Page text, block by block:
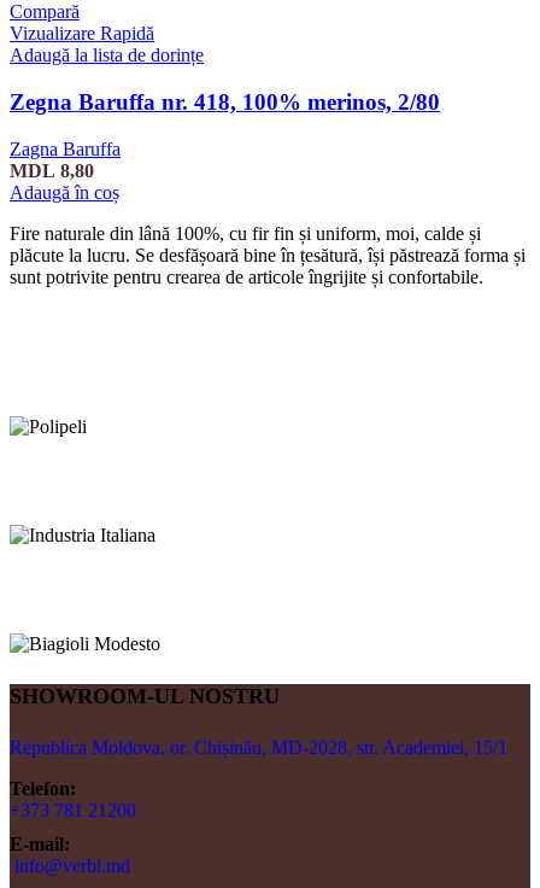
Compară
Vizualizare Rapidă
Adaugă la lista de dorințe
Zegna Baruffa nr. 418, 100% merinos, 2/80
Zagna Baruffa
MDL 8,80
Adaugă în coș
Fire naturale din lână 100%, cu fir fin și uniform, moi, calde și
plăcute la lucru. Se desfășoară bine în țesătură, își păstrează forma și
sunt potrivite pentru crearea de articole îngrijite și confortabile.
SHOWROOM-UL NOSTRU
Republica Moldova, or. Chișinău, MD-2028, str. Academiei, 15/1
Telefon:
+373 781 21200
E-mail:
info@verbi.md